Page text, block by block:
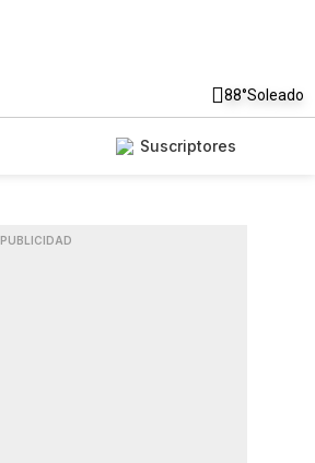
88°Soleado
Suscriptores
PUBLICIDAD